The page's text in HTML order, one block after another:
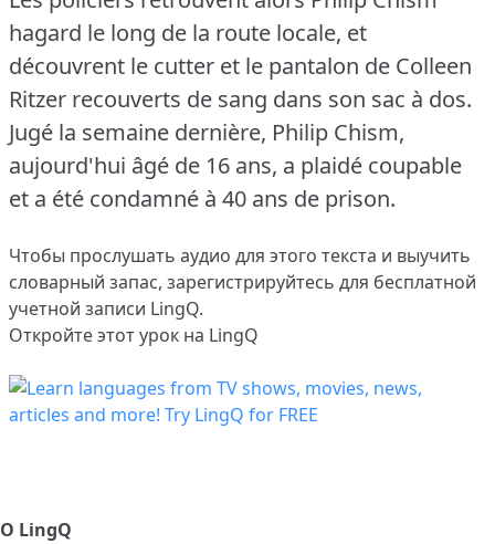
hagard le long de la route locale, et
découvrent le cutter et le pantalon de Colleen
Ritzer recouverts de sang dans son sac à dos.
Jugé la semaine dernière, Philip Chism,
aujourd'hui âgé de 16 ans, a plaidé coupable
et a été condamné à 40 ans de prison.
Чтобы прослушать аудио для этого текста и выучить
словарный запас, зарегистрируйтесь для бесплатной
учетной записи LingQ.
Откройте этот урок на LingQ
О LingQ